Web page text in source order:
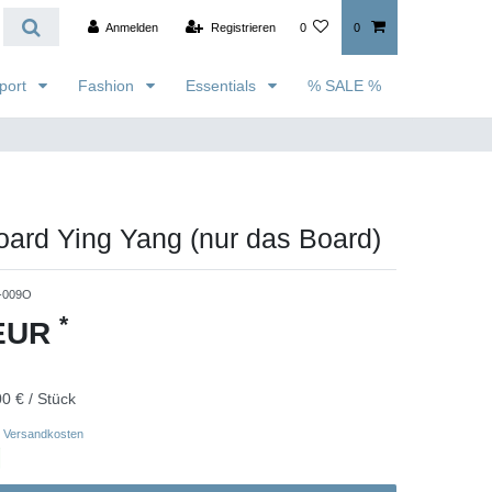
Anmelden Registrieren 0 0
Fashion Essentials % SALE %
Ying Yang (nur das Board)
*
€ / Stück
Versandkosten